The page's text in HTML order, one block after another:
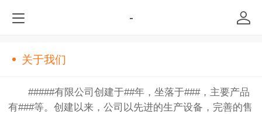
-
关于我们
#####有限公司创建于##年，坐落于###，主要产品
有###等。创建以来，公司以先进的生产设备，完善的售